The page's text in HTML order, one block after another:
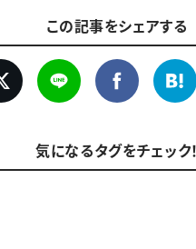
この記事をシェアする
気になるタグをチェック！